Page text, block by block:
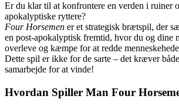
Er du klar til at konfrontere en verden i ruiner
apokalyptiske ryttere?
Four Horsemen er et strategisk brætspil, der
en post-apokalyptisk fremtid, hvor du og dine
overleve og kæmpe for at redde
Dette spil er ikke for de sarte – det kræver
samarbejde for at vinde!
Hvordan Spiller Man Four